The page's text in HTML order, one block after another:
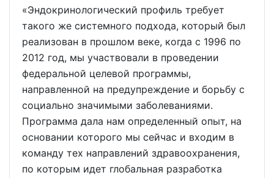
«Эндокринологический профиль требует
такого же системного подхода, который был
реализован в прошлом веке, когда с 1996 по
2012 год, мы участвовали в проведении
федеральной целевой программы,
направленной на предупреждение и борьбу с
социально значимыми заболеваниями.
Программа дала нам определенный опыт, на
основании которого мы сейчас и входим в
команду тех направлений здравоохранения,
по которым идет глобальная разработка